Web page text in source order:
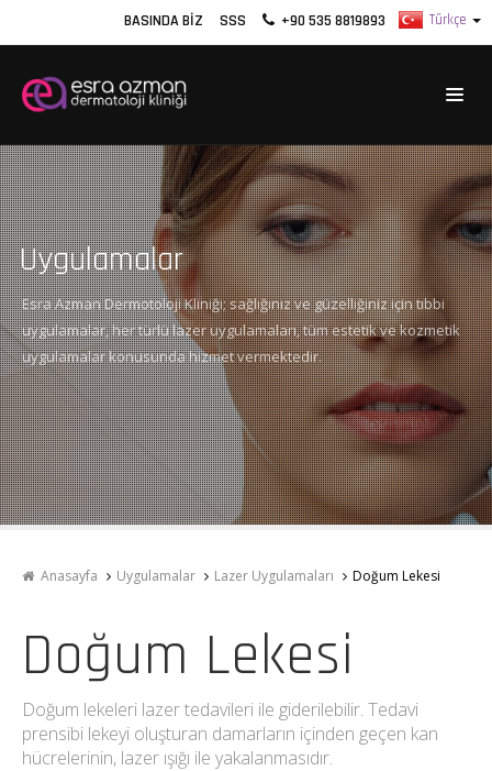
BASINDA BIZ SSS +90 535 8819893
Uygulamalar
Esra Azman Dermotoloji Kliniği; sağlığınız ve güzelliğiniz için tıbbi
uygulamalar, her türlü lazer uygulamaları, tüm estetik ve kozmetik
uygulamalar konusunda hizmet vermektedir.
Anasayfa Uygulamalar Lazer Uygulamaları Doğum Lekesi
Doğum Lekesi
Doğum lekeleri lazer tedavileri ile giderilebilir. Tedavi
prensibi lekeyi oluşturan damarların içinden geçen kan
hücrelerinin, lazer ışığı ile yakalanmasıdır.